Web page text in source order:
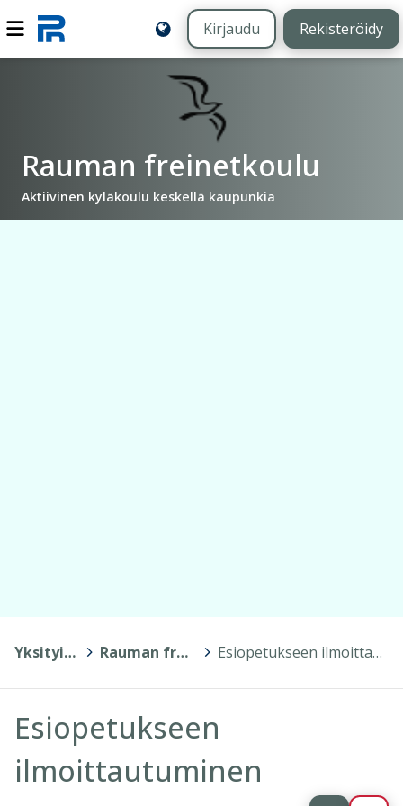
Kirjaudu Rekisteröidy
Rauman freinetkoulu
Aktiivinen kyläkoulu keskellä kaupunkia
Yksityiskoulut > Rauman freinetkoulu > Esiopetukseen ilmoittautuminen
Esiopetukseen
ilmoittautuminen